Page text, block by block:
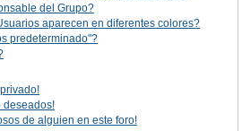
del Grupo?
aparecen en diferentes colores?
predeterminado"?
deseados!
de alguien en este foro!